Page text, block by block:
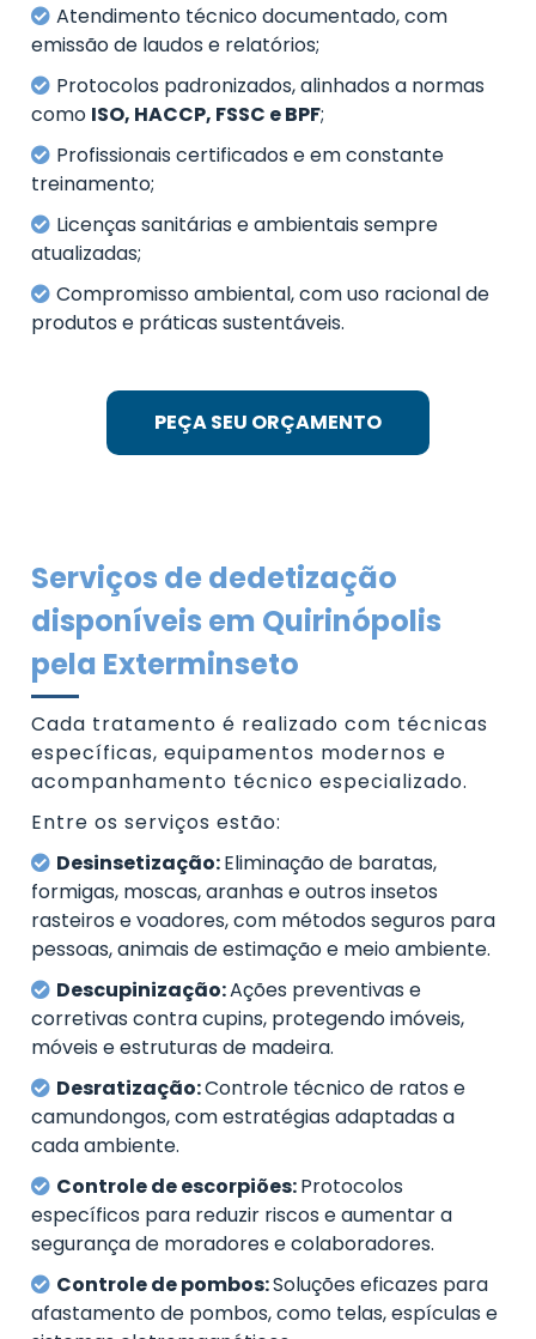
Atendimento técnico documentado, com
emissão de laudos e relatórios;
Protocolos padronizados, alinhados a normas
como ISO, HACCP, FSSC e BPF;
Profissionais certificados e em constante
treinamento;
Licenças sanitárias e ambientais sempre
atualizadas;
Compromisso ambiental, com uso racional de
produtos e práticas sustentáveis.
PEÇA SEU ORÇAMENTO
Serviços de dedetização
disponíveis em Quirinópolis
pela Exterminseto
Cada tratamento é realizado com técnicas
específicas, equipamentos modernos e
acompanhamento técnico especializado.
Entre os serviços estão:
Desinsetização:Eliminação de baratas,
formigas, moscas, aranhas e outros insetos
rasteiros e voadores, com métodos seguros para
pessoas, animais de estimação e meio ambiente.
Descupinização:Ações preventivas e
corretivas contra cupins, protegendo imóveis,
móveis e estruturas de madeira.
Desratização:Controle técnico de ratos e
camundongos, com estratégias adaptadas a
cada ambiente.
Controle de escorpiões:Protocolos
específicos para reduzir riscos e aumentar a
segurança de moradores e colaboradores.
Controle de pombos:Soluções eficazes para
afastamento de pombos, como telas, espículas e